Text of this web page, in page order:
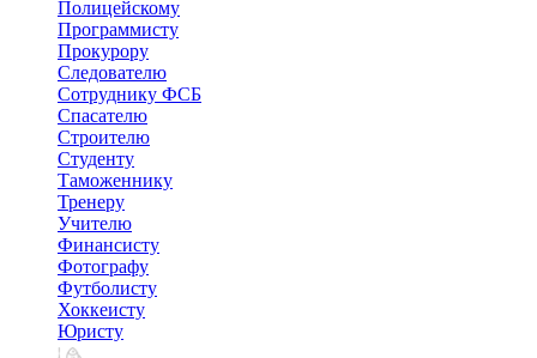
Полицейскому
Программисту
Прокурору
Следователю
Сотруднику ФСБ
Спасателю
Строителю
Студенту
Таможеннику
Тренеру
Учителю
Финансисту
Фотографу
Футболисту
Хоккеисту
Юристу